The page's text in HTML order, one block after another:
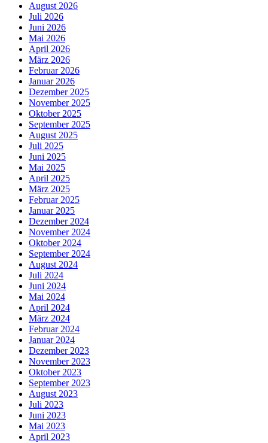
August 2026
Juli 2026
Juni 2026
Mai 2026
April 2026
März 2026
Februar 2026
Januar 2026
Dezember 2025
November 2025
Oktober 2025
September 2025
August 2025
Juli 2025
Juni 2025
Mai 2025
April 2025
März 2025
Februar 2025
Januar 2025
Dezember 2024
November 2024
Oktober 2024
September 2024
August 2024
Juli 2024
Juni 2024
Mai 2024
April 2024
März 2024
Februar 2024
Januar 2024
Dezember 2023
November 2023
Oktober 2023
September 2023
August 2023
Juli 2023
Juni 2023
Mai 2023
April 2023